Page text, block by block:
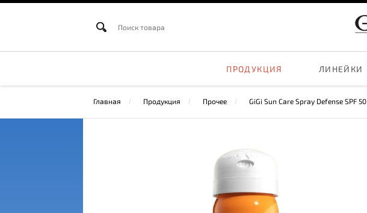
ПРОДУКЦИЯ ЛИНЕЙКИ
Главная Продукция Прочее GiGi Sun Care Spray Defense SPF 50